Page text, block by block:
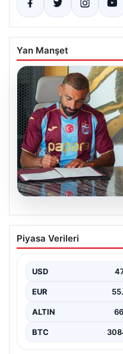
Yan Manşet
06.08.2026
Trabzonspor
açıkladı!
Piyasa Verileri
USD
EUR
ALTIN
BTC